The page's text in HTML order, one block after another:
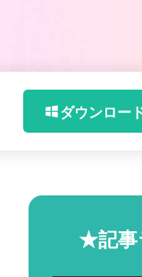
ダウンロー
★記事